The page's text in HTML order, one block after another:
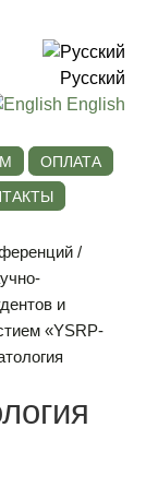
Русский
English
ОПЛАТА
/
и
«YSRP-